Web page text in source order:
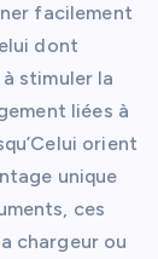
facilement
dont
stimuler la
liées à
orient
unique
ces
chargeur ou